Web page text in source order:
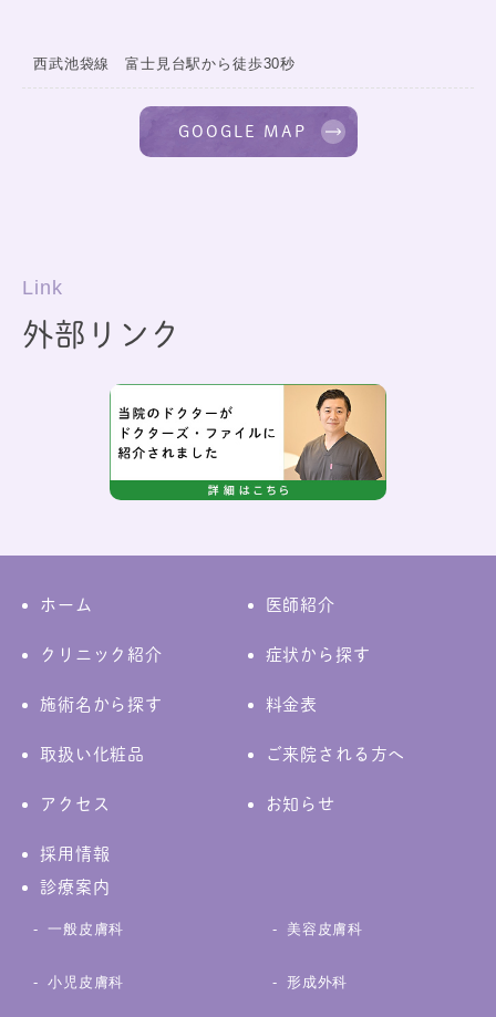
西武池袋線 富士見台駅から徒歩30秒
GOOGLE MAP
Link
外部リンク
ホーム 医師紹介
クリニック紹介 症状から探す
施術名から探す 料金表
取扱い化粧品 ご来院される方へ
アクセス お知らせ
採用情報
診療案内
一般皮膚科 美容皮膚科
小児皮膚科 形成外科